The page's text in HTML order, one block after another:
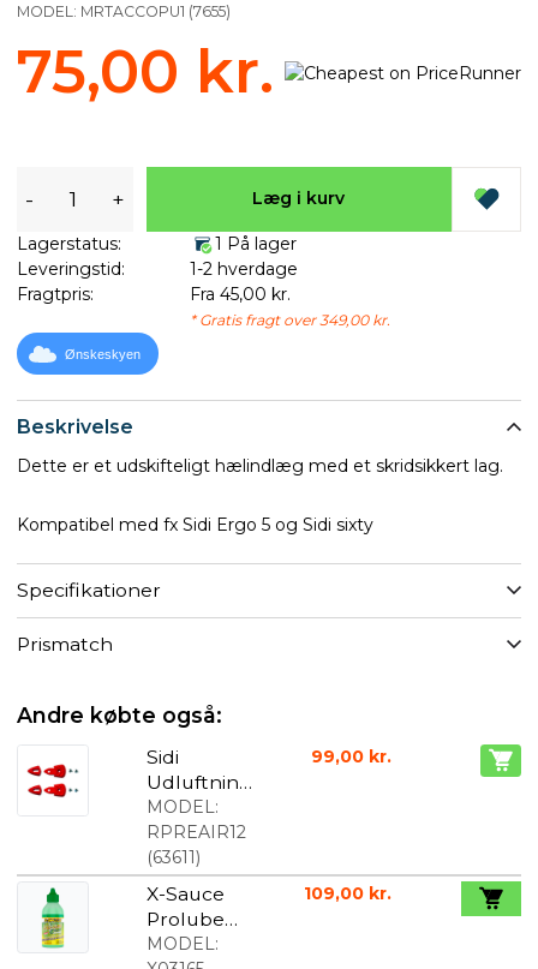
Beskrivelse
Dette er et udskifteligt hælindlæg med et skridsikkert lag.
Kompatibel med fx Sidi Ergo 5 og Sidi sixty
Specifikationer
Prismatch
MODEL: MRTACCOPU1 (7655)
75,00 kr.
- + Læg i kurv
Lagerstatus:
1 På lager
Leveringstid:
1-2 hverdage
Fragtpris:
Fra 45,00 kr.
* Gratis fragt over 349,00 kr.
Ønskeskyen
Andre købte også:
Sidi
Udluftnings
ventil til sål
MODEL:
RPREAIR12
(63611)
99,00 kr.
X-Sauce
Prolube
voks til alt
MODEL:
109,00 kr.